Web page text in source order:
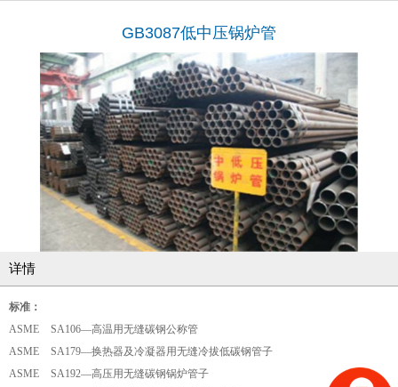
GB3087低中压锅炉管
详情
标准：
ASME SA106—高温用无缝碳钢公称管
ASME SA179—换热器及冷凝器用无缝冷拔低碳钢管子
ASME SA192—高压用无缝碳钢锅炉管子